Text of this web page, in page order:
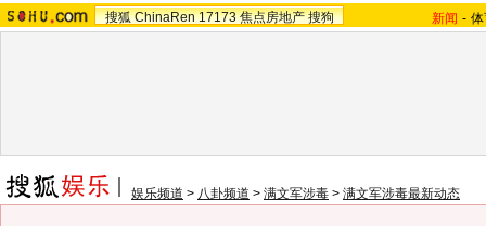
搜狐 ChinaRen 17173 焦点房地产 搜狗 新闻 -
娱乐频道 > 八卦频道 > 满文军涉毒 > 满文军涉毒最新动态